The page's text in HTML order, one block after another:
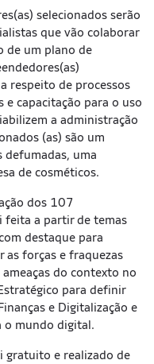
selecionados serão
que vão colaborar
de um plano de
respeito de processos
e capacitação para o uso
a administração
(as) são um
defumadas, uma
de cosméticos.
dos 107
feita a partir de temas
destaque para
as forças e fraquezas
do contexto no
para definir
e Digitalização e
o mundo digital.
gratuito e realizado de